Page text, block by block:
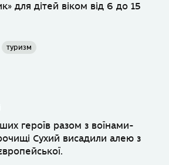
для дітей віком від 6 до 15
туризм
героїв разом з воїнами-
Сухий висадили алею з